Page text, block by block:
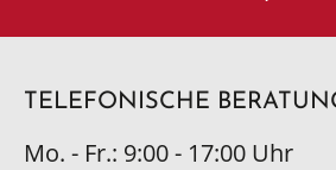
TELEFONISCHE
Mo. - Fr.: 9:00 - 17:00 Uhr